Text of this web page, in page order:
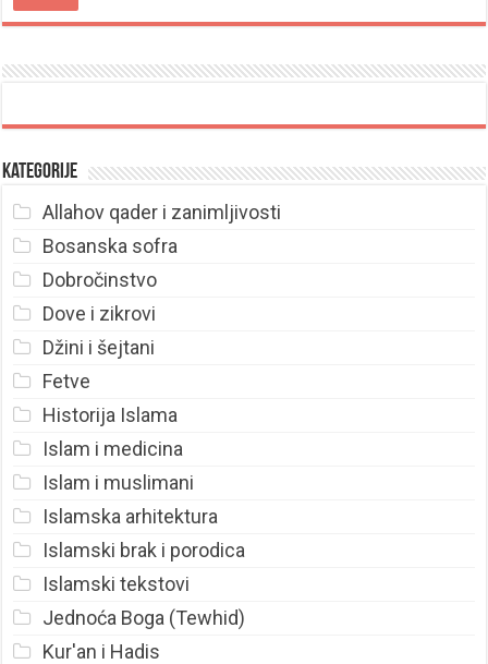
Kategorije
Allahov qader i zanimljivosti
Bosanska sofra
Dobročinstvo
Dove i zikrovi
Džini i šejtani
Fetve
Historija Islama
Islam i medicina
Islam i muslimani
Islamska arhitektura
Islamski brak i porodica
Islamski tekstovi
Jednoća Boga (Tewhid)
Kur'an i Hadis